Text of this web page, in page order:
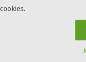
cookies.
Acces persoane